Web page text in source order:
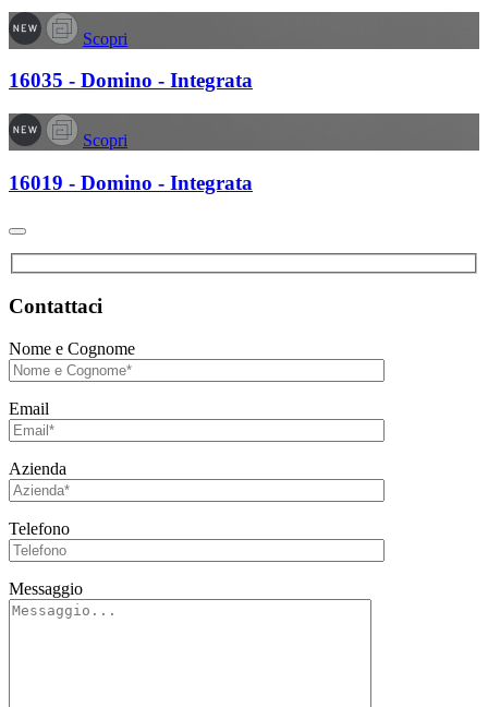
Scopri
16035 - Domino - Integrata
Scopri
16019 - Domino - Integrata
Contattaci
Nome e Cognome
Email
Azienda
Telefono
Messaggio